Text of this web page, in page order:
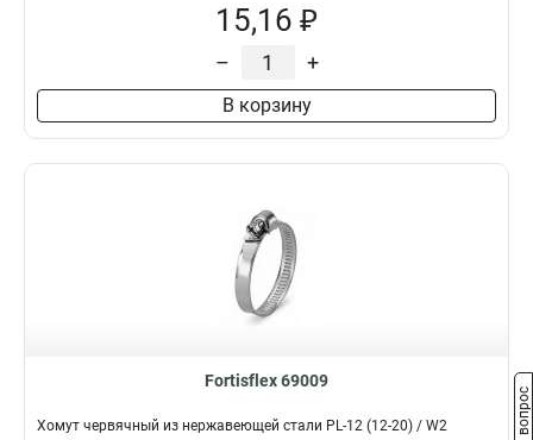
15,16 ₽
– +
В корзину
Fortisflex 69009
Хомут червячный из нержавеющей стали PL-12 (12-20) / W2